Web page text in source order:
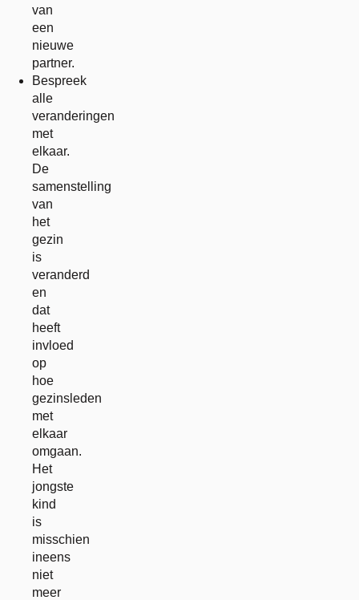
van
een
nieuwe
partner.
Bespreek
alle
veranderingen
met
elkaar.
De
samenstelling
van
het
gezin
is
veranderd
en
dat
heeft
invloed
op
hoe
gezinsleden
met
elkaar
omgaan.
Het
jongste
kind
is
misschien
ineens
niet
meer